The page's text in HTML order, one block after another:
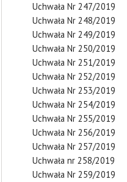
Uchwała Nr 247/2019
Uchwała Nr 248/2019
Uchwała Nr 249/2019
Uchwała Nr 250/2019
Uchwała Nr 251/2019
Uchwała Nr 252/2019
Uchwała Nr 253/2019
Uchwała Nr 254/2019
Uchwała Nr 255/2019
Uchwała Nr 256/2019
Uchwała Nr 257/2019
Uchwała nr 258/2019
Uchwała Nr 259/2019